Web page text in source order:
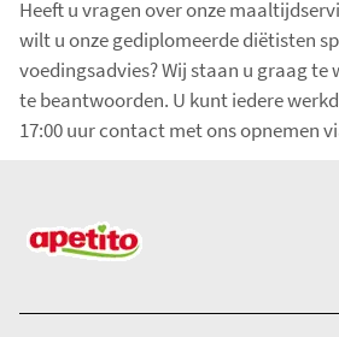
Heeft u vragen over onze
wilt u onze gediplomeerde diëtisten
voedingsadvies? Wij staan u graag te
te beantwoorden. U kunt iedere
17:00 uur contact met ons opnemen